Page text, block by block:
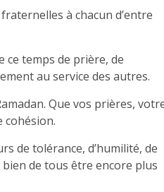
à chacun d’entre
temps de prière, de
au service des autres.
Que vos prières,
cohésion.
de tolérance, d’humilité, de
de tous être encore plus